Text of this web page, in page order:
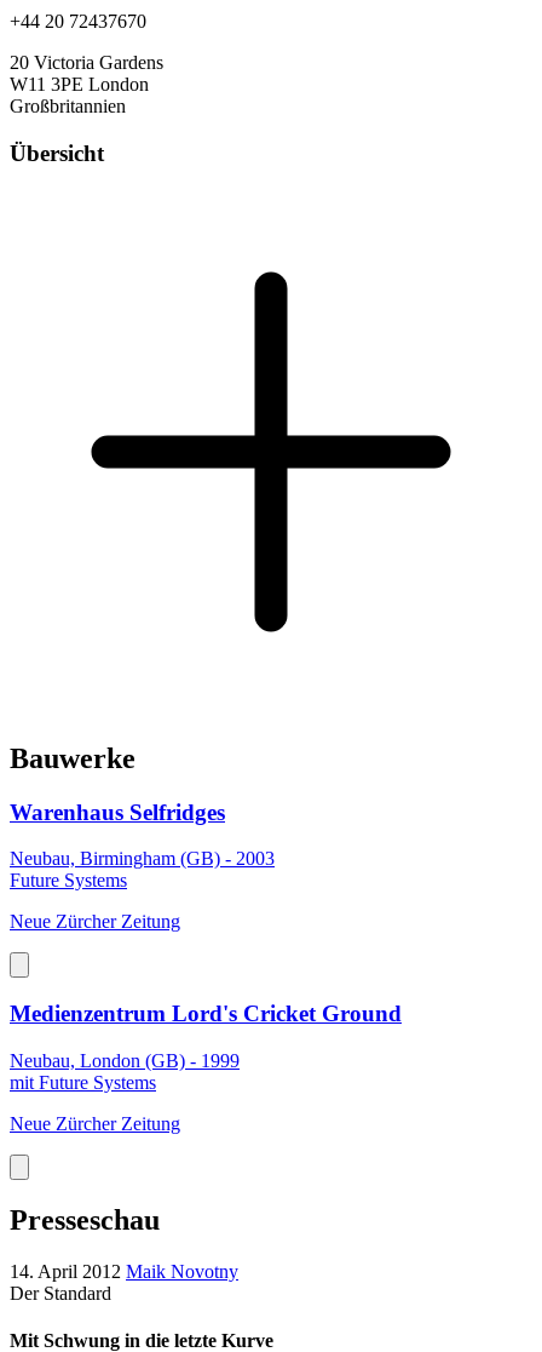
+44 20 72437670
20 Victoria Gardens
W11 3PE London
Großbritannien
Übersicht
Bauwerke
Warenhaus Selfridges
Neubau, Birmingham (GB) - 2003
Future Systems
Neue Zürcher Zeitung
Medienzentrum Lord's Cricket Ground
Neubau, London (GB) - 1999
mit Future Systems
Neue Zürcher Zeitung
Presseschau
14. April 2012 Maik Novotny
Der Standard
Mit Schwung in die letzte Kurve